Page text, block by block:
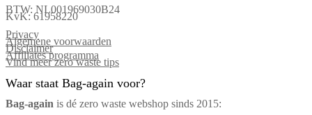
BTW: NL001969030B24
KvK: 61958220
Privacy
Algemene voorwaarden
Disclaimer
Affiliates programma
Vind meer zero waste tips
Waar staat Bag-again voor?
Bag‑again is dé zero waste webshop sinds 2015: